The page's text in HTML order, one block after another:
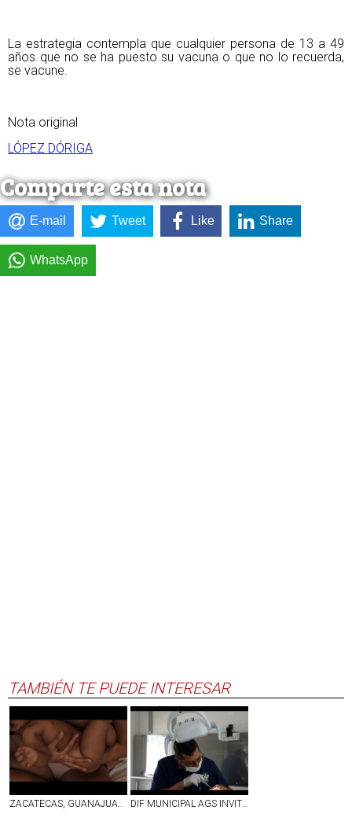
La estrategia contempla que cualquier persona de 13 a 49
años que no se ha puesto su vacuna o que no lo recuerda,
se vacune.
Nota original
LÓPEZ DÓRIGA
Comparte esta nota
E-mail Tweet Like Share
WhatsApp
TAMBIÉN TE PUEDE INTERESAR
ZACATECAS, GUANAJUATO, HIDALGO, PUEBLA, GUERRERO, OAXACA Y CHIAPAS LOS ESTADOS CON MAYOR MORTALIDAD INFANTIL EN MÉXICO DIF MUNICIPAL AGS INVITA A LA CIUDADANÍA A PARTICIPAR EN LAS PRÓXIMAS BRIGADAS MÉDICAS GRATUITAS